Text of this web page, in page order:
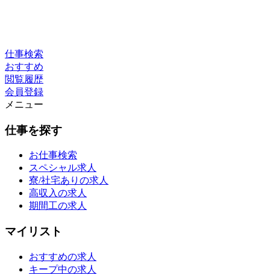
仕事検索
おすすめ
閲覧履歴
会員登録
メニュー
仕事を探す
お仕事検索
スペシャル求人
寮/社宅ありの求人
高収入の求人
期間工の求人
マイリスト
おすすめの求人
キープ中の求人